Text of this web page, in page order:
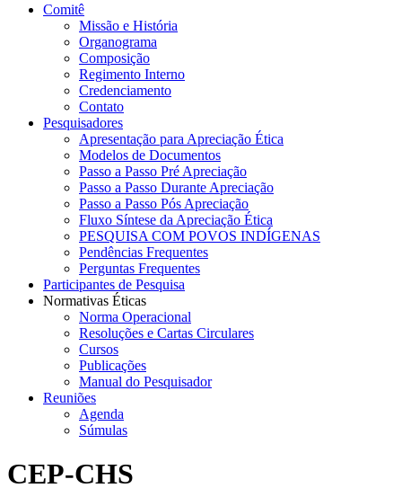
Comitê
Missão e História
Organograma
Composição
Regimento Interno
Credenciamento
Contato
Pesquisadores
Apresentação para Apreciação Ética
Modelos de Documentos
Passo a Passo Pré Apreciação
Passo a Passo Durante Apreciação
Passo a Passo Pós Apreciação
Fluxo Síntese da Apreciação Ética
PESQUISA COM POVOS INDÍGENAS
Pendências Frequentes
Perguntas Frequentes
Participantes de Pesquisa
Normativas Éticas
Norma Operacional
Resoluções e Cartas Circulares
Cursos
Publicações
Manual do Pesquisador
Reuniões
Agenda
Súmulas
CEP-CHS